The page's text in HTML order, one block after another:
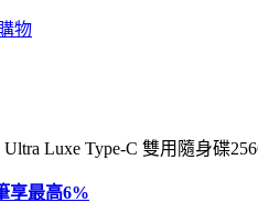
物
Ultra Luxe Type-C 雙用隨身碟
享最高6%